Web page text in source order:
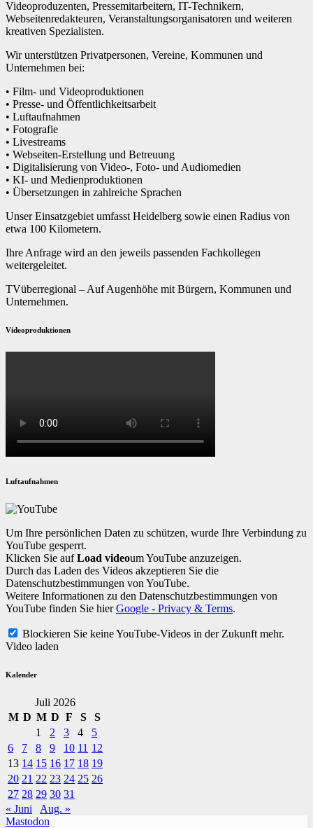
Videoproduzenten, Pressemitarbeitern, IT-Technikern,
Webseitenredakteuren, Veranstaltungsorganisatoren und weiteren
kreativen Spezialisten.
Wir unterstützen Privatpersonen, Vereine, Kommunen und
Unternehmen bei:
• Film- und Videoproduktionen
• Presse- und Öffentlichkeitsarbeit
• Luftaufnahmen
• Fotografie
• Livestreams
• Webseiten-Erstellung und Betreuung
• Digitalisierung von Video-, Foto- und Audiomedien
• KI- und Medienproduktionen
• Übersetzungen in zahlreiche Sprachen
Unser Einsatzgebiet umfasst Heidelberg sowie einen Radius von
etwa 100 Kilometern.
Ihre Anfrage wird an den jeweils passenden Fachkollegen
weitergeleitet.
TVüberregional – Auf Augenhöhe mit Bürgern, Kommunen und
Unternehmen.
Videoproduktionen
Luftaufnahmen
Um Ihre persönlichen Daten zu schützen, wurde Ihre Verbindung zu
YouTube gesperrt.
Klicken Sie aufLoad videoum YouTube anzuzeigen.
Durch das Laden des Videos akzeptieren Sie die
Datenschutzbestimmungen von YouTube.
Weitere Informationen zu den Datenschutzbestimmungen von
YouTube finden Sie hierGoogle - Privacy & Terms.
Blockieren Sie keine YouTube-Videos in der Zukunft mehr.
Video laden
Kalender
Juli 2026
M D M D F S
S
1
2 3 4
5
6
7 8 9 10 11 12
13 14 15 16 17 18 19
20 21 22 23 24 25 26
27 28 29 30 31
« Juni
Aug. »
Mastodon